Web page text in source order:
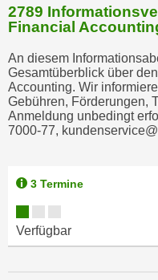
2789
Financial
An diesem
Gesamtüberblick über
Accounting. Wir
Gebühren, Förderungen,
Anmeldung unbedingt
7000-77,
3 Termine
Verfügbar